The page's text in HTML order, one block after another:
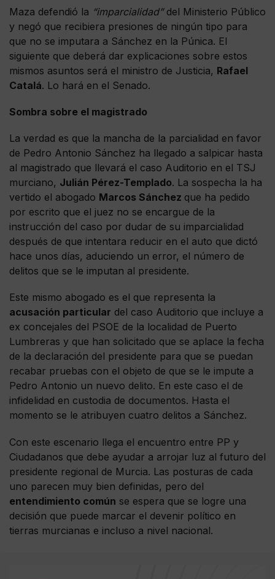
Maza defendió la “imparcialidad”del Ministerio Público
y negó que recibiera presiones de ningún tipo para
que no se imputara a Sánchez en la Púnica. El
siguiente que deberá dar explicaciones sobre estos
mismos asuntos será el ministro de Justicia, Rafael
Catalá. Lo hará en el Senado.
Sombra sobre el magistrado
La verdad es que la mancha de la parcialidad en favor
de Pedro Antonio Sánchez ha llegado a salpicar hasta
al magistrado que llevará el caso Auditorio en el TSJ
murciano, Julián Pérez-Templado. La sospecha la ha
vertido el abogado Marcos Sánchez que ha pedido
por escrito que el juez no se encargue de la
instrucción del caso por dudar de su imparcialidad
después de que intentara reducir en el auto que dictó
hace unos días, aduciendo un error, el número de
delitos que se le imputan al presidente.
Este mismo abogado es el que representa la
acusación particular del caso Auditorio que incluye a
ex concejales del PSOE de la localidad de Puerto
Lumbreras y que han solicitado que se aplace la fecha
de la declaración del presidente para que se puedan
recabar pruebas con el objeto de que se le impute a
Pedro Antonio un nuevo delito. En este caso el de
infidelidad en custodia de documentos. Hasta el
momento se le atribuyen cuatro delitos a Sánchez.
Con este escenario llega el encuentro entre PP y
Ciudadanos que debe ayudar a arrojar luz al futuro del
presidente regional de Murcia. Las posturas de cada
uno parecen muy bien definidas, pero del
entendimiento común se espera que se logre una
decisión que puede marcar el devenir político en
tierras murcianas e incluso a nivel nacional.